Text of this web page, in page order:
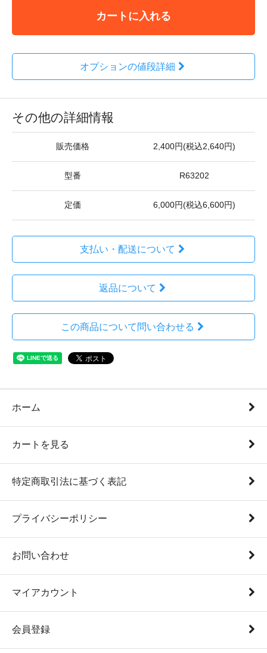
カートに入れる
オプションの値段詳細
その他の詳細情報
販売価格 2,400円(税込2,640円)
型番 R63202
定価 6,000円(税込6,600円)
支払い・配送について
返品について
この商品について問い合わせる
ホーム
カートを見る
特定商取引法に基づく表記
プライバシーポリシー
お問い合わせ
マイアカウント
会員登録